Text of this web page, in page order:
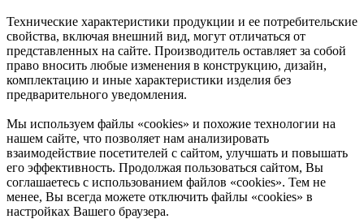
Технические характеристики продукции и ее потребительские
свойства, включая внешний вид, могут отличаться от
представленных на сайте. Производитель оставляет за собой
право вносить любые изменения в конструкцию, дизайн,
комплектацию и иные характеристики изделия без
предварительного уведомления.
Мы используем файлы «cookies» и похожие технологии на
нашем сайте, что позволяет нам анализировать
взаимодействие посетителей с сайтом, улучшать и повышать
его эффективность. Продолжая пользоваться сайтом, Вы
соглашаетесь с использованием файлов «cookies». Тем не
менее, Вы всегда можете отключить файлы «cookies» в
настройках Вашего браузера.